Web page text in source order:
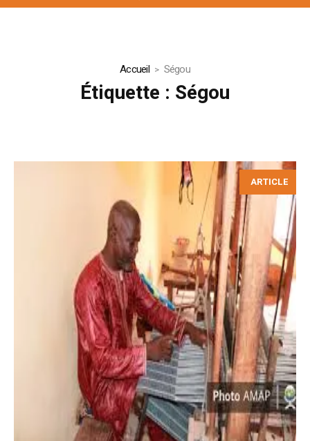
Accueil Ségou
Étiquette : Ségou
ARTICLE